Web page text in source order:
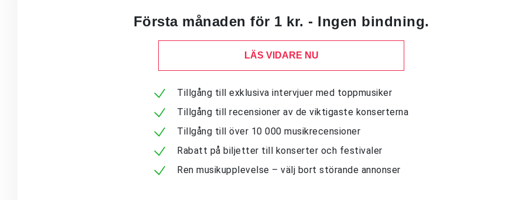
Första månaden för 1 kr. - Ingen bindning.
LÄS VIDARE NU
Tillgång till exklusiva intervjuer med toppmusiker
Tillgång till recensioner av de viktigaste konserterna
Tillgång till över 10 000 musikrecensioner
Rabatt på biljetter till konserter och festivaler
Ren musikupplevelse – välj bort störande annonser